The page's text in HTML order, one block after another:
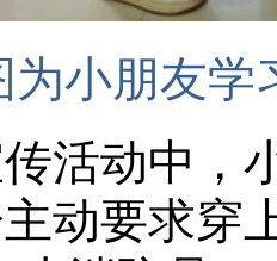
为小朋友学
动中，小
动要求穿